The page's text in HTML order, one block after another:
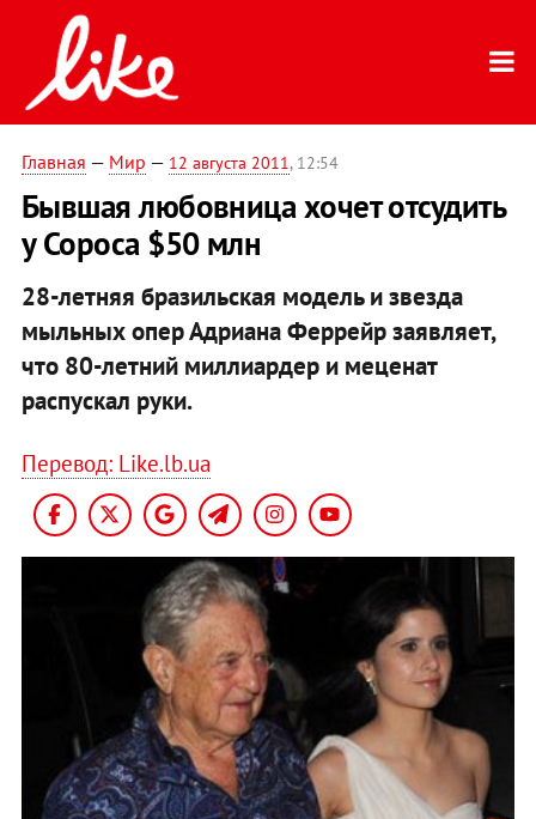
Главная — Мир — 12 августа 2011, 12:54
Бывшая любовница хочет отсудить
у Сороса $50 млн
28-летняя бразильская модель и звезда
мыльных опер Адриана Феррейр заявляет,
что 80-летний миллиардер и меценат
распускал руки.
Перевод: Like.lb.ua